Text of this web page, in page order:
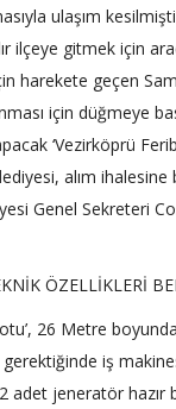
ulaşım
ilçeye gitmek için
harekete geçen
için düğmeye
‘Vezirköprü
alım
Genel Sekreteri
ÖZELLİKLERİ
26 Metre
iş
jeneratör hazır